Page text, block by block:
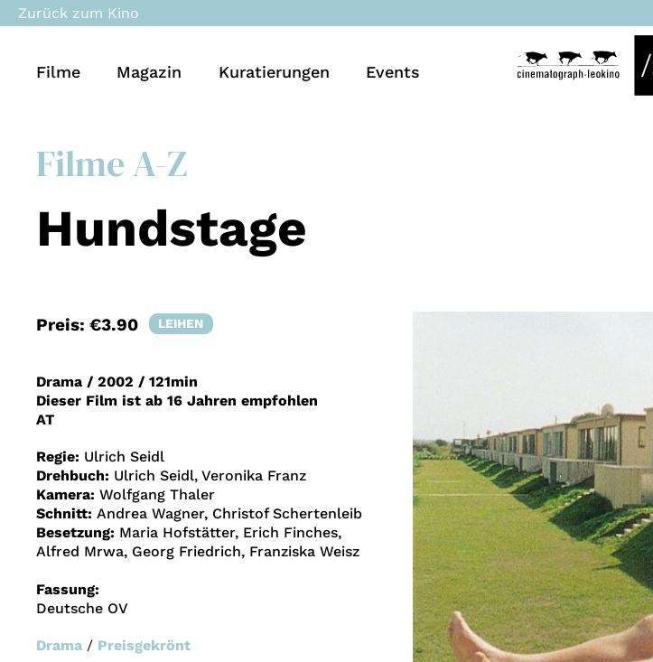
Gutscheine
& Filmpässe
Account
Suche
Zurück zum Kino
Filme Magazin Kuratierungen Events
Filme A-Z
Hundstage
Preis: €3.90 LEIHEN
Drama / 2002 / 121min
Dieser Film ist ab 16 Jahren empfohlen
AT
Regie: Ulrich Seidl
Drehbuch: Ulrich Seidl, Veronika Franz
Kamera: Wolfgang Thaler
Schnitt: Andrea Wagner, Christof Schertenleib
Besetzung: Maria Hofstätter, Erich Finches,
Alfred Mrwa, Georg Friedrich, Franziska Weisz
Fassung:
Deutsche OV
Drama / Preisgekrönt